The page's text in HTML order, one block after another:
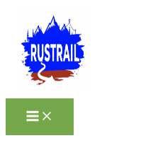
содержимому